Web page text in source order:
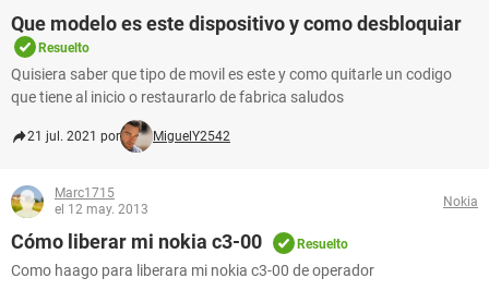
Que modelo es este dispositivo y como desbloquiar
Resuelto
Quisiera saber que tipo de movil es este y como quitarle un codigo
que tiene al inicio o restaurarlo de fabrica saludos
21 jul. 2021 por MiguelY2542
Marc1715
el 12 may. 2013
Nokia
Cómo liberar mi nokia c3-00 Resuelto
Como haago para liberara mi nokia c3-00 de operador